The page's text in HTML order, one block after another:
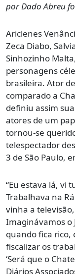
por Dado Abreu
Ariclenes
Zeca Diabo,
Sinhozinho
personagens
brasileira. Ator
comparado a
definiu assim
atores de um
tornou-se
telespectador
3 de São Paulo,
“Eu estava lá, vi
Trabalhava na
vinha a
Imaginávamos o
quando fica rico,
fiscalizar os
‘Será que o
Diários